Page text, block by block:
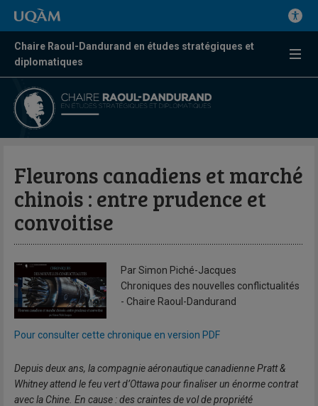
Chaire Raoul-Dandurand en études stratégiques et
diplomatiques
Fleurons canadiens et marché
chinois : entre prudence et
convoitise
Par Simon Piché-Jacques
Chroniques des nouvelles conflictualités
- Chaire Raoul-Dandurand
Pour consulter cette chronique en version PDF
Depuis deux ans, la compagnie aéronautique canadienne Pratt &
Whitney attend le feu vert d’Ottawa pour finaliser un énorme contrat
avec la Chine. En cause : des craintes de vol de propriété